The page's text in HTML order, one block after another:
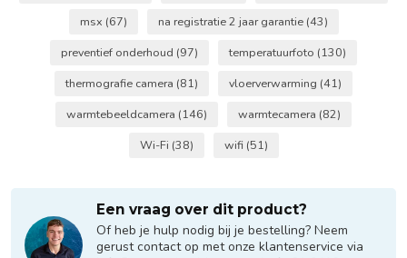
msx (67) na registratie 2 jaar garantie (43)
preventief onderhoud (97) temperatuurfoto (130)
thermografie camera (81) vloerverwarming (41)
warmtebeeldcamera (146) warmtecamera (82)
Wi-Fi (38) wifi (51)
Een vraag over dit product?
Of heb je hulp nodig bij je bestelling? Neem
gerust contact op met onze klantenservice via